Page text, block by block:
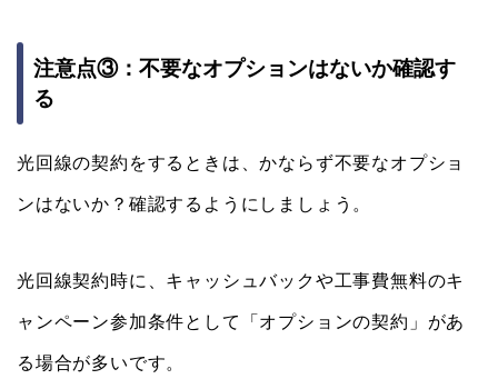
注意点③：不要なオプションはないか確認す
る
光回線の契約をするときは、かならず不要なオプショ
ンはないか？確認するようにしましょう。
光回線契約時に、キャッシュバックや工事費無料のキ
ャンペーン参加条件として「オプションの契約」があ
る場合が多いです。